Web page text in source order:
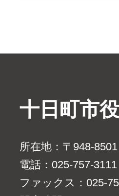
十日町市
所在地：〒948-
電話：025-757-3111
ファックス：025-